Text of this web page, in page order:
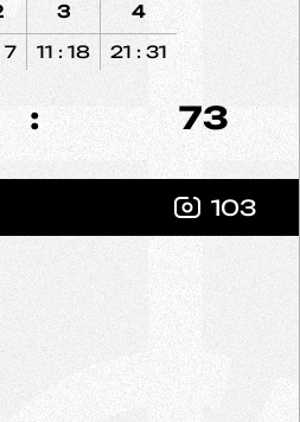
7
3
11 : 18
4
21 : 31
: 73
103